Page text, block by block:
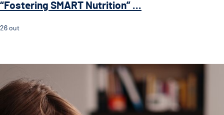
“Fostering SMART Nutrition” ...
26 out
Guimarães garante apoio a alunos da Educação